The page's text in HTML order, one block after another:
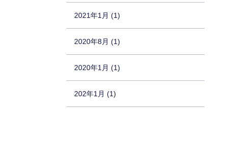
2021年1月 (1)
2020年8月 (1)
2020年1月 (1)
202年1月 (1)